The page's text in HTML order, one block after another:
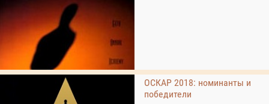
ОСКАР 2018: номинанты и
победители